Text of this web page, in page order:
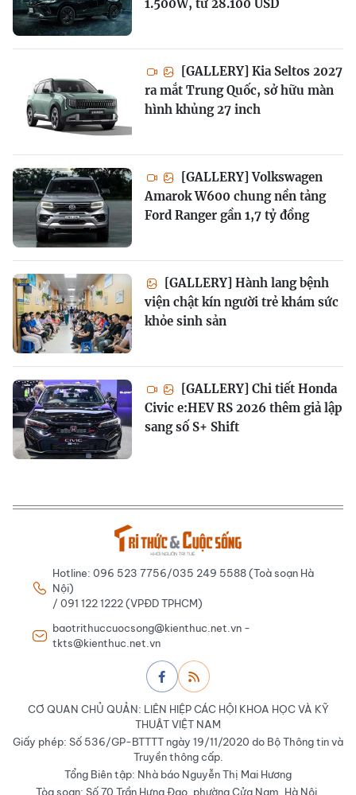
1.500W, từ 28.100 USD
[GALLERY] Kia Seltos 2027
ra mắt Trung Quốc, sở hữu màn
hình khủng 27 inch
[GALLERY] Volkswagen
Amarok W600 chung nền tảng
Ford Ranger gần 1,7 tỷ đồng
[GALLERY] Hành lang bệnh
viện chật kín người trẻ khám sức
khỏe sinh sản
[GALLERY] Chi tiết Honda
Civic e:HEV RS 2026 thêm giả lập
sang số S+ Shift
Hotline: 096 523 7756/035 249 5588 (Toà soạn Hà
Nội)
/ 091 122 1222 (VPĐD TPHCM)
baotrithuccuocsong@kienthuc.net.vn -
tkts@kienthuc.net.vn
CƠ QUAN CHỦ QUẢN: LIÊN HIỆP CÁC HỘI KHOA HỌC VÀ KỸ
THUẬT VIỆT NAM
Giấy phép: Số 536/GP-BTTTT ngày 19/11/2020 do Bộ Thông tin và
Truyền thông cấp.
Tổng Biên tập: Nhà báo Nguyễn Thị Mai Hương
Tòa soạn: Số 70 Trần Hưng Đạo, phường Cửa Nam, Hà Nội.